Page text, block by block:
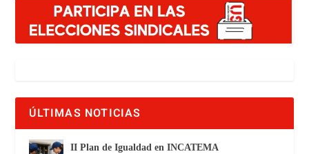
ÚLTIMAS NOTICIAS
II Plan de Igualdad en INCATEMA